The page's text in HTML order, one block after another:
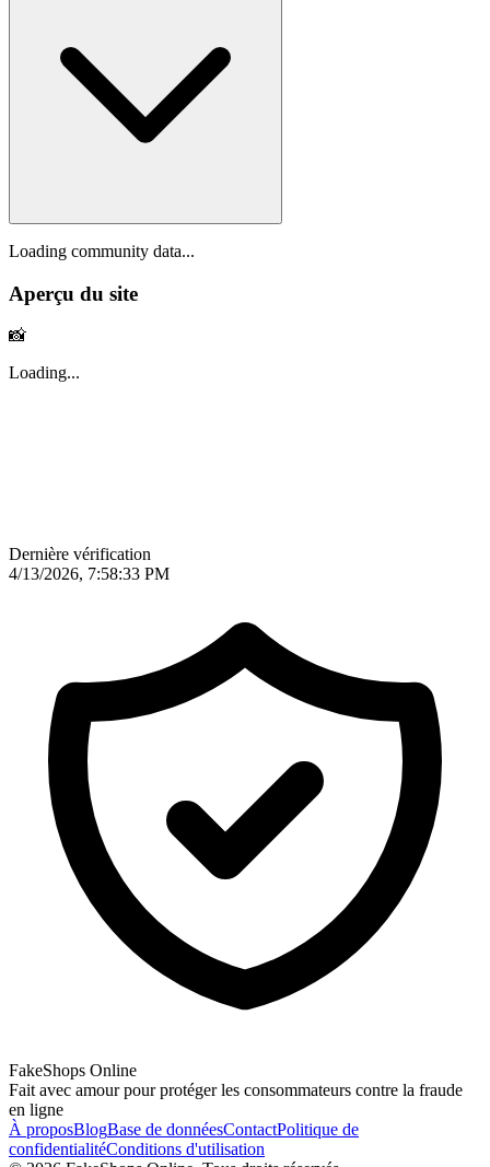
Loading community data...
Aperçu du site
📸
Loading...
Dernière vérification
4/13/2026, 7:58:33 PM
FakeShops Online
Fait avec amour pour protéger les consommateurs contre la fraude
en ligne
À proposBlogBase de donnéesContactPolitique de
confidentialitéConditions d'utilisation